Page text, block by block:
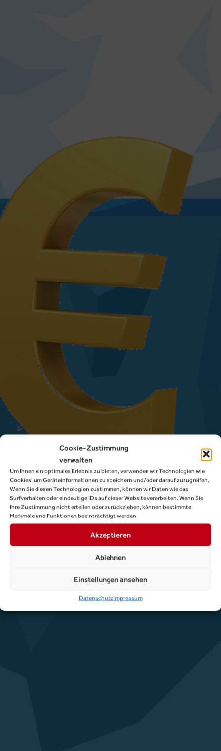
Cookie-Zustimmung
verwalten
Um Ihnen ein optimales Erlebnis zu bieten, verwenden wir Technologien wie
Cookies, um Geräteinformationen zu speichern und/oder darauf zuzugreifen.
Wenn Sie diesen Technologien zustimmen, können wir Daten wie das
Surfverhalten oder eindeutige IDs auf dieser Website verarbeiten. Wenn Sie
Ihre Zustimmung nicht erteilen oder zurückziehen, können bestimmte
Merkmale und Funktionen beeinträchtigt werden.
Akzeptieren
Ablehnen
Einstellungen ansehen
DatenschutzImpressum